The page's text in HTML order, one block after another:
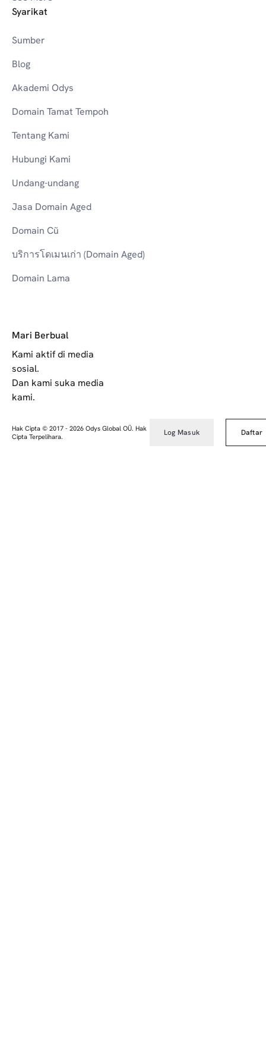
Syarikat
Sumber
Blog
Akademi Odys
Domain Tamat Tempoh
Tentang Kami
Hubungi Kami
Undang-undang
Jasa Domain Aged
Domain Cũ
บริการโดเมนเก่า (Domain Aged)
Domain Lama
Mari Berbual
Kami aktif di media
sosial.
Dan kami suka media
kami.
Hak Cipta © 2017 - 2026 Odys Global OÜ. Hak
Cipta Terpelihara.
Log Masuk Daftar